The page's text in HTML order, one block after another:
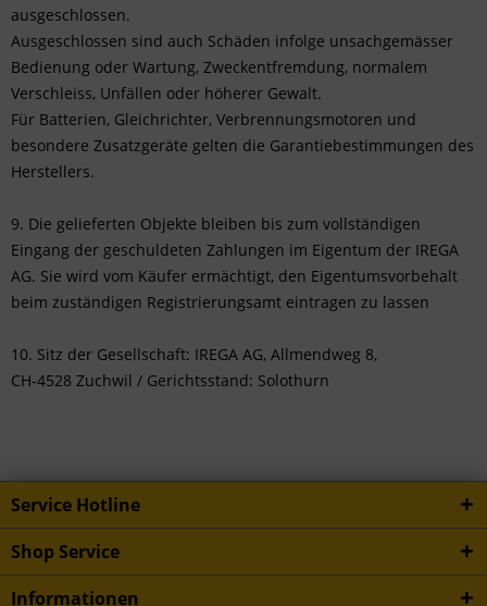
ausgeschlossen.
Ausgeschlossen sind auch Schäden infolge unsachgemässer
Bedienung oder Wartung, Zweckentfremdung, normalem
Verschleiss, Unfällen oder höherer Gewalt.
Für Batterien, Gleichrichter, Verbrennungsmotoren und
besondere Zusatzgeräte gelten die Garantiebestimmungen des
Herstellers.
9. Die gelieferten Objekte bleiben bis zum vollständigen
Eingang der geschuldeten Zahlungen im Eigentum der IREGA
AG. Sie wird vom Käufer ermächtigt, den Eigentumsvorbehalt
beim zuständigen Registrierungsamt eintragen zu lassen
10. Sitz der Gesellschaft: IREGA AG, Allmendweg 8,
CH-4528 Zuchwil / Gerichtsstand: Solothurn
Service Hotline
Shop Service
Informationen